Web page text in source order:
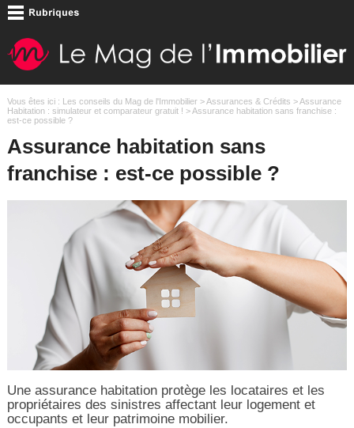
Vous êtes ici : Les conseils du Mag de l'Immobilier>Assurances & Crédits >Assurance
Habitation : simulateur et comparateur gratuit ! > Assurance habitation sans franchise :
est-ce possible ?
Assurance habitation sans
franchise : est-ce possible ?
Une assurance habitation protège les locataires et les
propriétaires des sinistres affectant leur logement et
occupants et leur patrimoine mobilier.